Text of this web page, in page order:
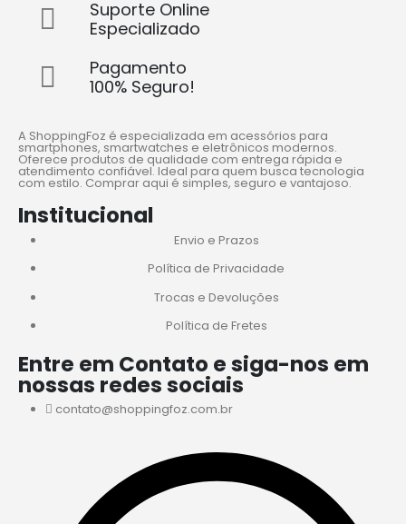
Suporte Online
Especializado
Pagamento
100% Seguro!
A ShoppingFoz é especializada em acessórios para
smartphones, smartwatches e eletrônicos modernos.
Oferece produtos de qualidade com entrega rápida e
atendimento confiável. Ideal para quem busca tecnologia
com estilo. Comprar aqui é simples, seguro e vantajoso.
Institucional
Envio e Prazos
Política de Privacidade
Trocas e Devoluções
Política de Fretes
Entre em Contato e siga-nos em
nossas redes sociais
contato@shoppingfoz.com.br